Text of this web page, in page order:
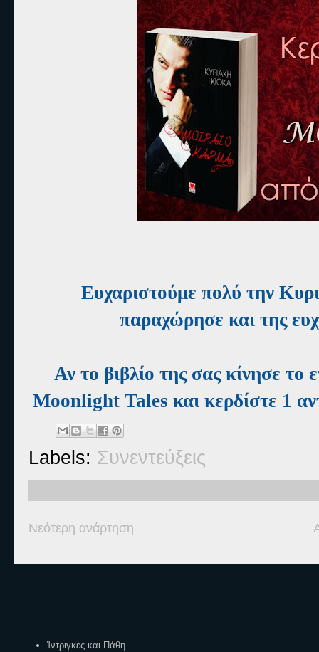
Ευχαριστούμε πολύ την
παραχώρησε και της
Αν το βιβλίο της σας κίνησε
Moonlight Tales και κερδίστε 1
Labels: Συνεντεύξεις
Νεότερη ανάρτηση
Ίντριγκες και Πάθη